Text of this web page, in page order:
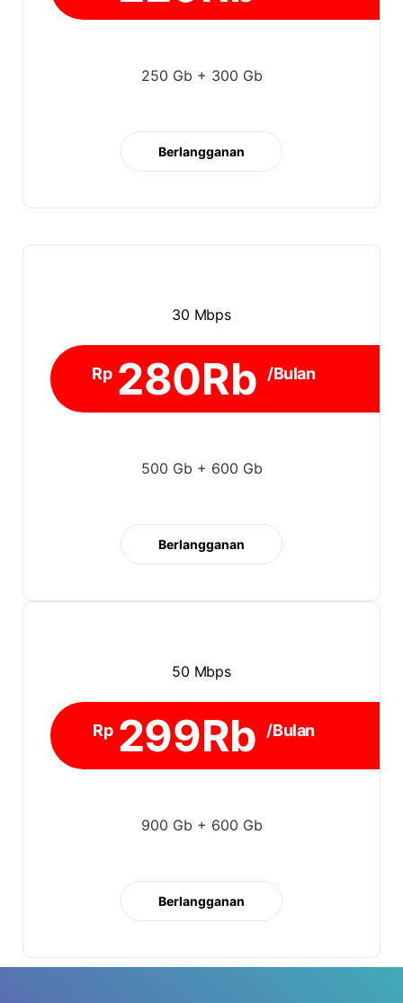
250 Gb + 300 Gb
Berlangganan
30 Mbps
Rp 280Rb /Bulan
500 Gb + 600 Gb
Berlangganan
50 Mbps
Rp 299Rb /Bulan
900 Gb + 600 Gb
Berlangganan